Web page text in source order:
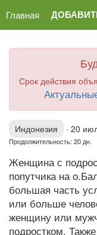
Главная
Срок действия
Индонезия · 20
Продолжительность: 20 дн.
Женщина с
попутчика на
большая часть
или больше
женщину или
подростком.